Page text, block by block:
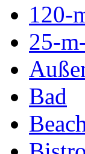
120-
25-
Bad